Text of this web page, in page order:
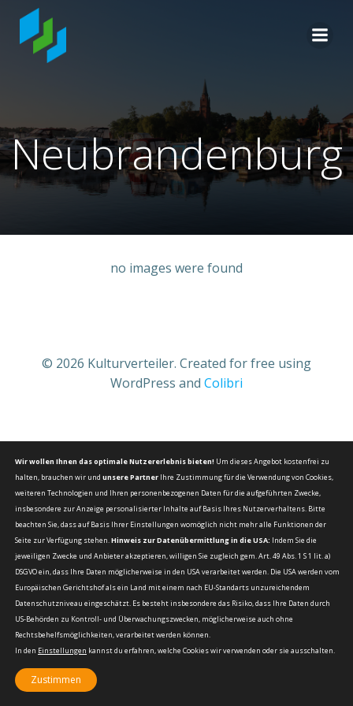
Neubrandenburg
no images were found
© 2026 Kulturverteiler. Created for free using
WordPress and Colibri
Wir wollen Ihnen das optimale Nutzererlebnis bieten! Um dieses Angebot kostenfrei zu
halten, brauchen wir und unsere Partner Ihre Zustimmung für die Verwendung von Cookies,
weiteren Technologien und Ihren personenbezogenen Daten für die aufgeführten Zwecke,
insbesondere zur Anzeige personalisierter Inhalte auf Basis Ihres Nutzerverhaltens. Bitte
beachten Sie, dass auf Basis Ihrer Einstellungen womöglich nicht mehr alle Funktionen der
Seite zur Verfügung stehen.Hinweis zur Datenübermittlung in die USA: Indem Sie die
jeweiligen Zwecke und Anbieter akzeptieren, willigen Sie zugleich gem. Art. 49 Abs. 1 S 1 lit. a)
DSGVO ein, dass Ihre Daten möglicherweise in den USA verarbeitet werden. Die USA werden vom
Europäischen Gerichtshof als ein Land mit einem nach EU-Standarts unzureichendem
Datenschutzniveau eingeschätzt. Es besteht insbesondere das Risiko, dass Ihre Daten durch
US-Behörden zu Kontroll- und Überwachungszwecken, möglicherweise auch ohne
Rechtsbehelfsmöglichkeiten, verarbeitet werden können.
In den Einstellungen kannst du erfahren, welche Cookies wir verwenden oder sie ausschalten.
Zustimmen